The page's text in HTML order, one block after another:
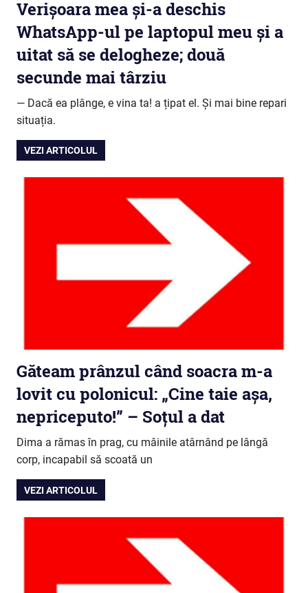
Verișoara mea și-a deschis
WhatsApp-ul pe laptopul meu și a
uitat să se delogheze; două
secunde mai târziu
— Dacă ea plânge, e vina ta! a țipat el. Și mai bine repari
situația.
VEZI ARTICOLUL
Găteam prânzul când soacra m-a
lovit cu polonicul: „Cine taie așa,
nepriceputo!” – Soțul a dat
Dima a rămas în prag, cu mâinile atârnând pe lângă
corp, incapabil să scoată un
VEZI ARTICOLUL